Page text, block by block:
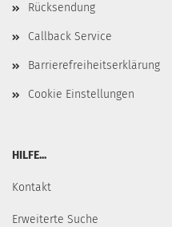
Rücksendung
Callback Service
Barrierefreiheitserklärung
Cookie Einstellungen
HILFE...
Kontakt
Erweiterte Suche